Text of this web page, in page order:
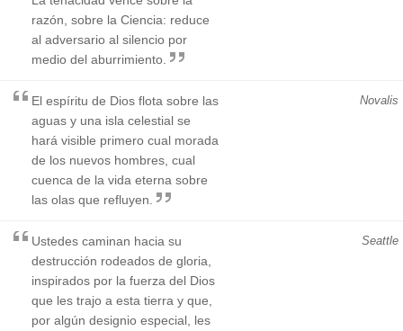
razón, sobre la Ciencia: reduce
al adversario al silencio por
medio del aburrimiento.
Novalis
El espíritu de Dios flota sobre las
aguas y una isla celestial se
hará visible primero cual morada
de los nuevos hombres, cual
cuenca de la vida eterna sobre
las olas que refluyen.
Seattle
Ustedes caminan hacia su
destrucción rodeados de gloria,
inspirados por la fuerza del Dios
que les trajo a esta tierra y que,
por algún designio especial, les